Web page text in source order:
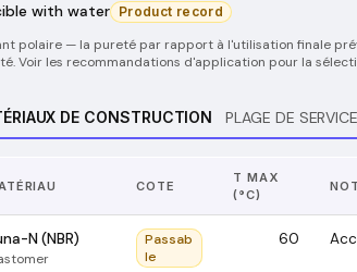
with water Product record
polaire — la pureté par rapport à l'utilisation finale
Voir les recommandations d'application pour la
DE CONSTRUCTION PLAGE DE
COTE
T MAX
(°C)
N (NBR)
Passab
le
60